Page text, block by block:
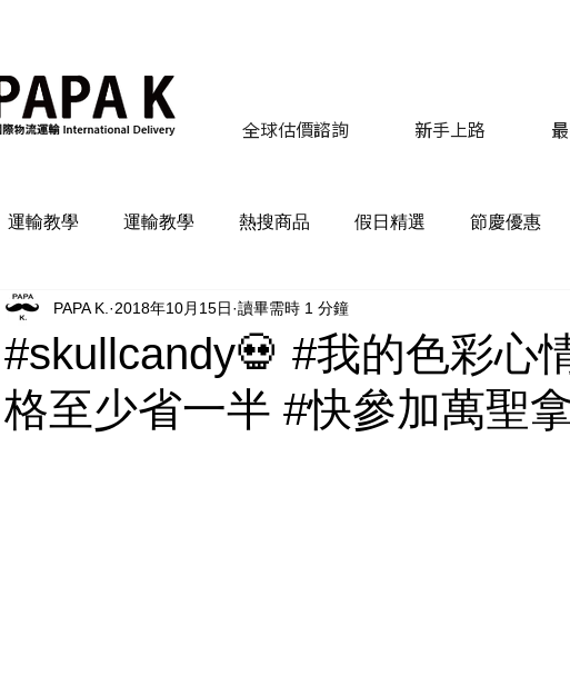
全球估價諮詢 新手上路
運輸教學 運輸教學 熱搜商品 假日精選 節慶優惠
#skullcandy💀 #我的色彩心
格至少省一半 #快參加萬聖
PAPA K. 2018年10月15日 讀畢需時 1 分鐘